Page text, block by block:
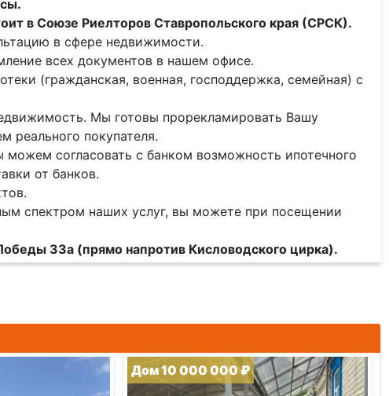
в Союзе Риелторов Ставропольского края (СРСК).
в сфере недвижимости.
всех документов в нашем офисе.
(гражданская, военная, господдержка, семейная) с
Мы готовы прорекламировать Вашу
реального покупателя.
согласовать с банком возможность ипотечного
от банков.
спектром наших услуг, вы можете при посещении
33а (прямо напротив Кисловодского цирка).
Дом 10 000 000 ₽